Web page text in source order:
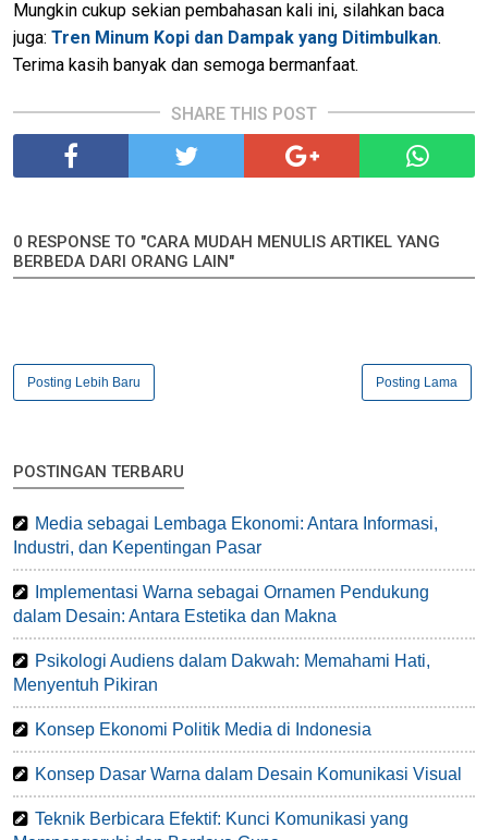
Mungkin cukup sekian pembahasan kali ini, silahkan baca
juga: Tren Minum Kopi dan Dampak yang Ditimbulkan.
Terima kasih banyak dan semoga bermanfaat.
SHARE THIS POST
0 RESPONSE TO "CARA MUDAH MENULIS ARTIKEL YANG
BERBEDA DARI ORANG LAIN"
Posting Lebih Baru Posting Lama
POSTINGAN TERBARU
Media sebagai Lembaga Ekonomi: Antara Informasi,
Industri, dan Kepentingan Pasar
Implementasi Warna sebagai Ornamen Pendukung
dalam Desain: Antara Estetika dan Makna
Psikologi Audiens dalam Dakwah: Memahami Hati,
Menyentuh Pikiran
Konsep Ekonomi Politik Media di Indonesia
Konsep Dasar Warna dalam Desain Komunikasi Visual
Teknik Berbicara Efektif: Kunci Komunikasi yang